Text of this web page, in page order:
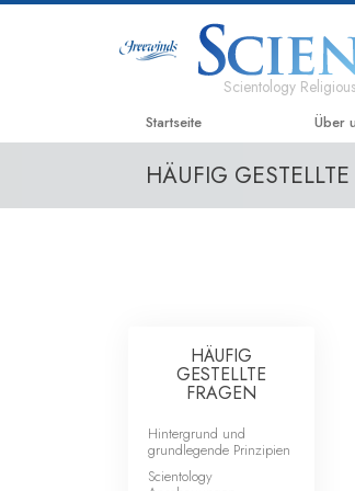
Scientology
Startseite Über
HÄUFIG
HÄUFIG
GESTELLTE
FRAGEN
Hintergrund und
grundlegende Prinzipien
Scientology